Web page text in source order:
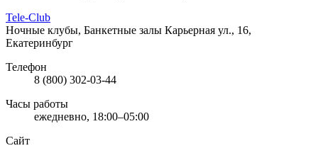
Tele-Club
Ночные клубы, Банкетные залы Карьерная ул., 16,
Екатеринбург
Телефон
8 (800) 302-03-44
Часы работы
ежедневно, 18:00–05:00
Сайт